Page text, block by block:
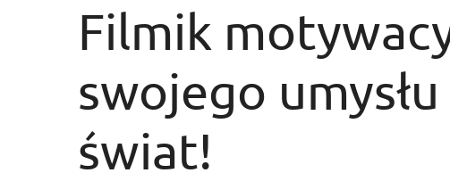
Filmik
swojego
świat!